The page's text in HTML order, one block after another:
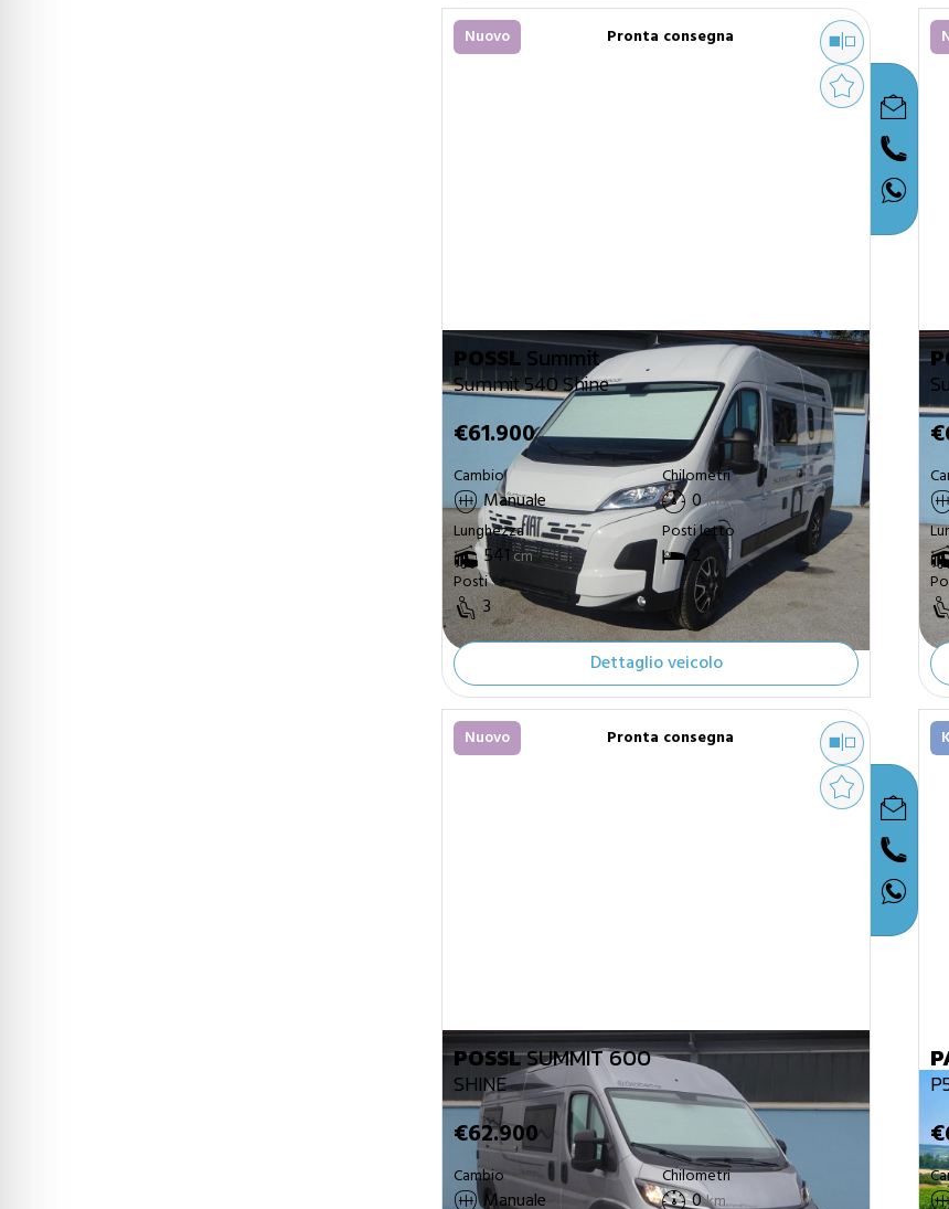
Nuovo Pronta consegna
POSSL Summit
Summit 540 Shine
€61.900
Cambio
Manuale
Chilometri
0km
Lunghezza
541cm
Posti letto
2
Posti
3
Dettaglio veicolo
Nuovo Pronta consegna
POSSLSUMMIT 600
SHINE
€62.900
Cambio
Manuale
Chilometri
0km